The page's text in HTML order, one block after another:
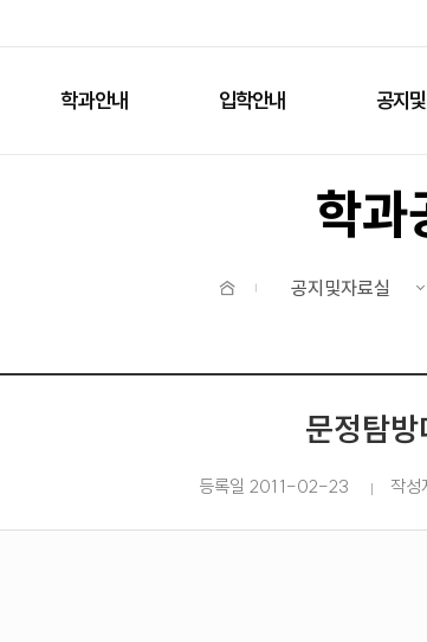
학과안내 입학안내 공지
학과
공지및자료실
문정탐방
등록일 2011-02-23 작성